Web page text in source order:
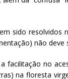
sido resolvidos
não deve
facilitação no
na floresta